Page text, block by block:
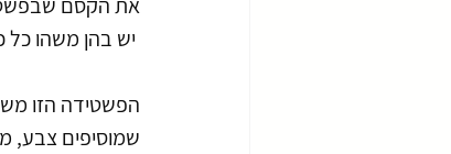
הפשטידה הזו
שמוסיפים צבע,